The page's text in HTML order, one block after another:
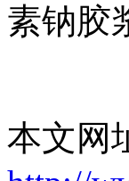
素钠胶
本文网